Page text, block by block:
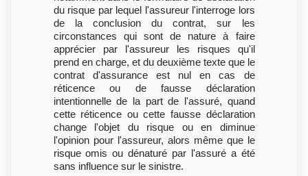
du risque par lequel l'assureur l'interroge lors
de la conclusion du contrat, sur les
circonstances qui sont de nature à faire
apprécier par l'assureur les risques qu'il
prend en charge, et du deuxième texte que le
contrat d'assurance est nul en cas de
réticence ou de fausse déclaration
intentionnelle de la part de l'assuré, quand
cette réticence ou cette fausse déclaration
change l'objet du risque ou en diminue
l'opinion pour l'assureur, alors même que le
risque omis ou dénaturé par l'assuré a été
sans influence sur le sinistre.